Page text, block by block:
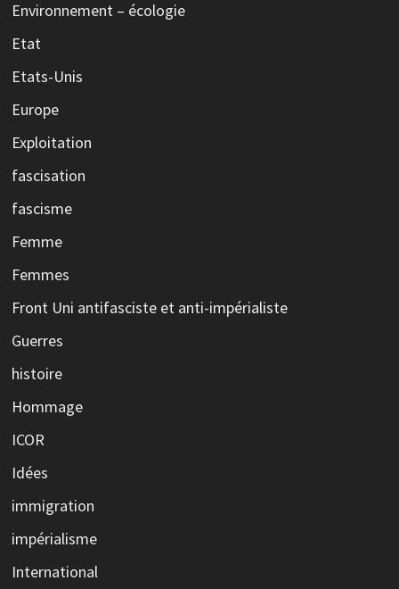
Environnement – écologie
Etat
Etats-Unis
Europe
Exploitation
fascisation
fascisme
Femme
Femmes
Front Uni antifasciste et anti-impérialiste
Guerres
histoire
Hommage
ICOR
Idées
immigration
impérialisme
International